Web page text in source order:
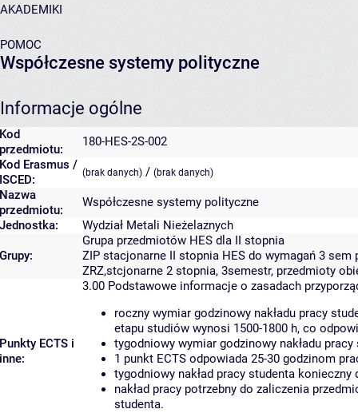
AKADEMIKI
POMOC
Współczesne systemy polityczne
Informacje ogólne
Kod
przedmiotu:
180-HES-2S-002
Kod Erasmus /
ISCED:
(brak danych) / (brak danych)
Nazwa
przedmiotu:
Współczesne systemy polityczne
Jednostka:
Wydział Metali Nieżelaznych
Grupy:
Grupa przedmiotów HES dla II stopnia
ZIP stacjonarne II stopnia HES do wymagań 3 sem
ZRZ,stcjonarne 2 stopnia, 3semestr, przedmioty
Punkty ECTS i
inne:
3.00 Podstawowe informacje o zasadach
roczny wymiar godzinowy nakładu pracy
etapu studiów wynosi 1500-1800 h, co
tygodniowy wymiar godzinowy nakładu
1 punkt ECTS odpowiada 25-30 godzinom
tygodniowy nakład pracy studenta
nakład pracy potrzebny do zaliczenia
studenta.